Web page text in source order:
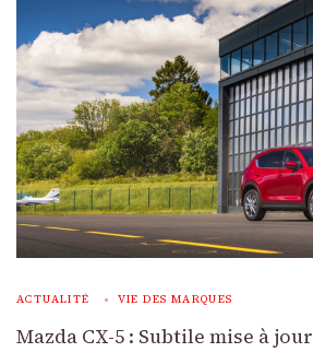
ACTUALITÉ VIE DES MARQUES
Mazda CX-5 : Subtile mise à jour